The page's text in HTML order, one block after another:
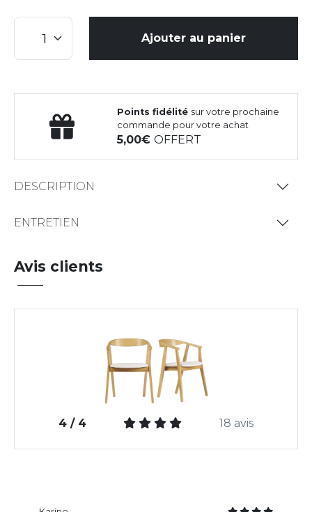
Ajouter au panier
Points fidélité sur votre prochaine
commande pour votre achat
5,00OFFERT
DESCRIPTION
ENTRETIEN
Avis clients
4 / 4 18 avis